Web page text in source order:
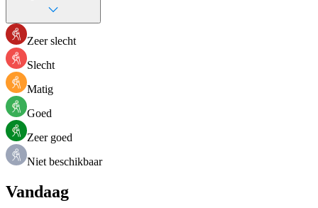
Zeer slecht
Slecht
Matig
Goed
Zeer goed
Niet beschikbaar
Vandaag